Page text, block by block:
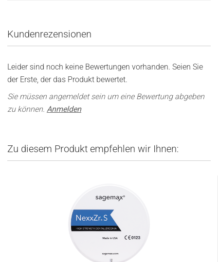
Kundenrezensionen
Leider sind noch keine Bewertungen vorhanden. Seien Sie
der Erste, der das Produkt bewertet.
Sie müssen angemeldet sein um eine Bewertung abgeben
zu können. Anmelden
Zu diesem Produkt empfehlen wir Ihnen: